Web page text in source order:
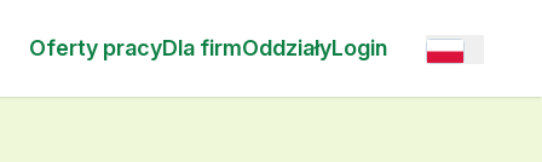
Oferty pracyDla firmOddziałyLogin Open